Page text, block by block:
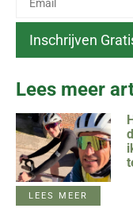
Lees meer
LEES MEER